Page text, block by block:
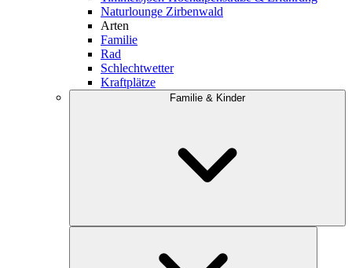
Naturlounge Zirbenwald
Arten
Familie
Rad
Schlechtwetter
Kraftplätze
Familie & Kinder